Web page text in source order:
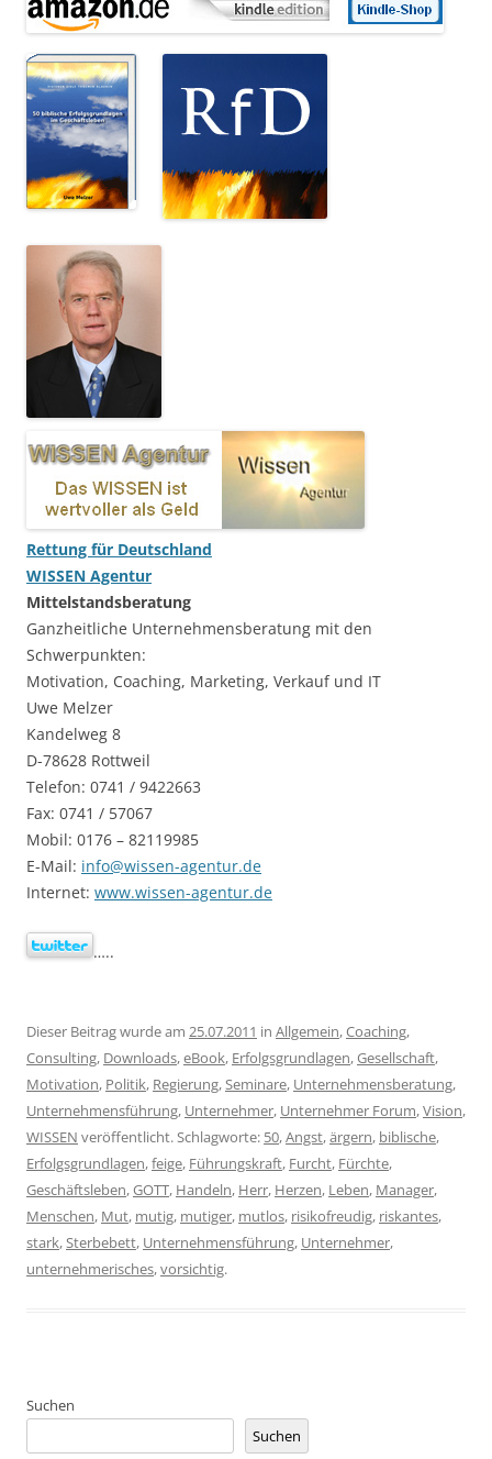
Rettung für Deutschland
WISSEN Agentur
Mittelstandsberatung
Ganzheitliche Unternehmensberatung mit den
Schwerpunkten:
Motivation, Coaching, Marketing, Verkauf und IT
Uwe Melzer
Kandelweg 8
D-78628 Rottweil
Telefon: 0741 / 9422663
Fax: 0741 / 57067
Mobil: 0176 – 82119985
E-Mail: info@wissen-agentur.de
Internet: www.wissen-agentur.de
…..
Dieser Beitrag wurde am 25.07.2011 in Allgemein,Coaching,
Consulting, Downloads,eBook, Erfolgsgrundlagen,Gesellschaft,
Motivation, Politik, Regierung,Seminare, Unternehmensberatung,
Unternehmensführung, Unternehmer, Unternehmer Forum,Vision,
WISSEN veröffentlicht. Schlagworte: 50,Angst,ärgern, biblische,
Erfolgsgrundlagen,feige, Führungskraft, Furcht, Fürchte,
Geschäftsleben,GOTT, Handeln, Herr, Herzen, Leben, Manager,
Menschen, Mut, mutig, mutiger, mutlos, risikofreudig, riskantes,
stark,Sterbebett, Unternehmensführung, Unternehmer,
unternehmerisches,vorsichtig.
Suchen
Suchen